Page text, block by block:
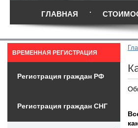
ГЛАВНАЯ
ВРЕМЕННАЯ РЕГИСТРАЦИЯ
Регистрация граждан РФ
Регистрация граждан СНГ